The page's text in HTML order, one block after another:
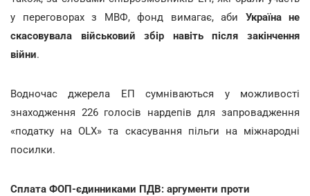
у переговорах з МВФ, фонд вимагає, аби Україна не
скасовувала військовий збір навіть після закінчення
війни.
Водночас джерела ЕП сумніваються у можливості
знаходження 226 голосів нардепів для запровадження
«податку на OLX» та скасування пільги на міжнародні
посилки.
Сплата ФОП-єдинниками ПДВ: аргументи проти